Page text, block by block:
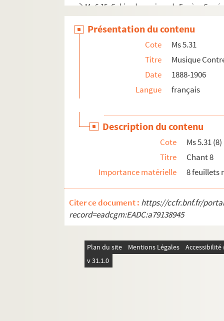
Ms 6.15. Cahier de musique de Eugène
Ms 6.21. Das Land Elsass
Ms 6.22. (…) von Merovinger Phit 8.
Ms 6.23. Copies de titres (…)
Ms 6.24. Haguenauer Drücke
Ms 6.25. Archives Bibliothèque Gromer et
Ms 6.26. Plans et notes sur les tumuli en
Ms 6.27. Histoire de Reims (VI-XVe)
Ms 6.28. In Solemnitate Divinissimi Cordis
Ms 6.29. Description du globe terrestre et
Ms 6.30. Inventaire des titres de Marienthal
Ms 6.31. Psalterium
Ms 7.1. Alsace, traités d'Alliance
Présentation du contenu
Cote
Ms 5.31
Titre
Musique
Date
1888-1906
Langue
français
Description du contenu
Cote
Ms 5.31 (8)
Titre
Chant 8
Importance matérielle
8 feuillets
Citer ce document : https://ccfr.bnf.fr/
record=eadcgm:EADC:a79138945
Plan du site Mentions Légales
v 31.1.0